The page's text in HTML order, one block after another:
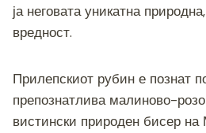
ја неговата уникатна
вредност.
Прилепскиот рубин е познат
препознатлива малиново-
вистински природен бисер на